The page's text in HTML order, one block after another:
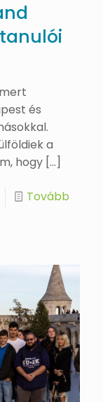
és
a
hogy […]
Tovább